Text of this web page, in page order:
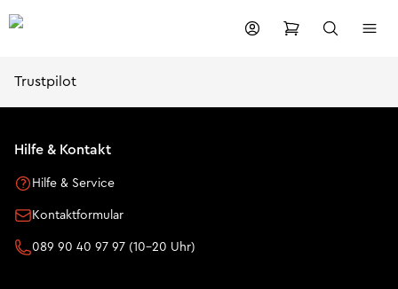
Trustpilot
Hilfe & Kontakt
Hilfe & Service
Kontaktformular
089 90 40 97 97 (10-20 Uhr)